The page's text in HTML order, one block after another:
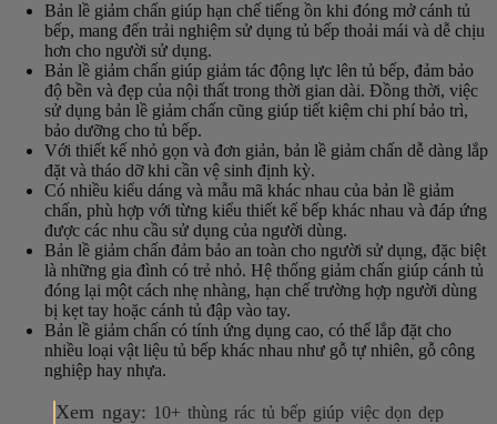
Bản lề giảm chấn giúp hạn chế tiếng ồn khi đóng mở cánh tủ
bếp, mang đến trải nghiệm sử dụng tủ bếp thoải mái và dễ chịu
hơn cho người sử dụng.
Bản lề giảm chấn giúp giảm tác động lực lên tủ bếp, đảm bảo
độ bền và đẹp của nội thất trong thời gian dài. Đồng thời, việc
sử dụng bản lề giảm chấn cũng giúp tiết kiệm chi phí bảo trì,
bảo dưỡng cho tủ bếp.
Với thiết kế nhỏ gọn và đơn giản, bản lề giảm chấn dễ dàng lắp
đặt và tháo dỡ khi cần vệ sinh định kỳ.
Có nhiều kiểu dáng và mẫu mã khác nhau của bản lề giảm
chấn, phù hợp với từng kiểu thiết kế bếp khác nhau và đáp ứng
được các nhu cầu sử dụng của người dùng.
Bản lề giảm chấn đảm bảo an toàn cho người sử dụng, đặc biệt
là những gia đình có trẻ nhỏ. Hệ thống giảm chấn giúp cánh tủ
đóng lại một cách nhẹ nhàng, hạn chế trường hợp người dùng
bị kẹt tay hoặc cánh tủ đập vào tay.
Bản lề giảm chấn có tính ứng dụng cao, có thể lắp đặt cho
nhiều loại vật liệu tủ bếp khác nhau như gỗ tự nhiên, gỗ công
nghiệp hay nhựa.
Xem ngay: 10+ thùng rác tủ bếp giúp việc dọn dẹp